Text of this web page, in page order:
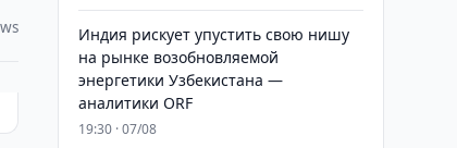
Индия рискует упустить свою нишу
на рынке возобновляемой
энергетики Узбекистана —
аналитики ORF
19:30 · 07/08